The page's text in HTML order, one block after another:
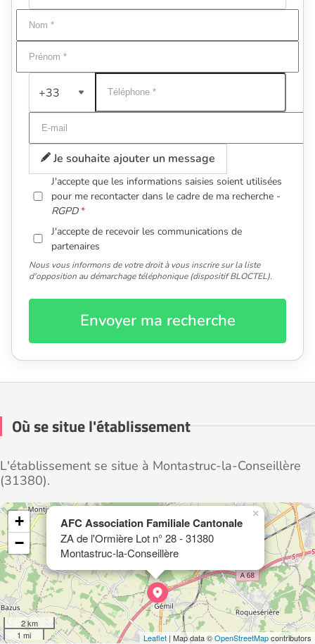
+33
Je souhaite ajouter un message
J'accepte que les informations saisies soient utilisées
pour me recontacter dans le cadre de ma recherche -
RGPD
J'accepte de recevoir les communications de
partenaires
Nous vous informons de votre droit à vous inscrire sur la liste
d'opposition au démarchage téléphonique (dispositif BLOCTEL).
Envoyer ma recherche
Où se situe l'établissement
L'établissement se situe à Montastruc-la-Conseillère
(31380).
AFC Association Familiale Cantonale
ZA de l'Ormière Lot n° 28 - 31380
Montastruc-la-Conseillère
×
+
−
2 km
1 mi
Leaflet | Map data ©OpenStreetMapcontributors